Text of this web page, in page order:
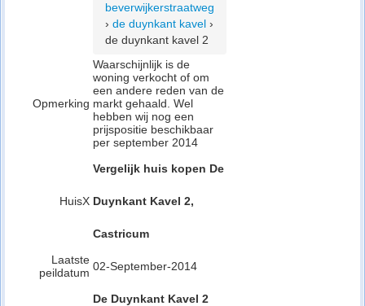
beverwijkerstraatweg
› de duynkant kavel ›
de duynkant kavel 2
Opmerking
Waarschijnlijk is de
woning verkocht of om
een andere reden van de
markt gehaald. Wel
hebben wij nog een
prijspositie beschikbaar
per september 2014
HuisX
Vergelijk huis kopen De
Duynkant Kavel 2,
Castricum
Laatste
peildatum 02-September-2014
De Duynkant Kavel 2